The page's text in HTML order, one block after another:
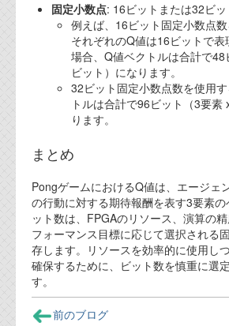
固定小数点: 16ビットまたは32ビッ
例えば、16ビット固定小数点数
それぞれのQ値は16ビットで
場合、Q値ベクトルは合計で
ビット）になります。
32ビット固定小数点数を使用
トルは合計で96ビット（3要素
ります。
まとめ
PongゲームにおけるQ値は、エージェ
の行動に対する期待報酬を表す3要素
ット数は、FPGAのリソース、演算の
フォーマンス目標に応じて選択される
存します。リソースを効率的に使用し
確保するために、ビット数を慎重に選
す。
前のブログ